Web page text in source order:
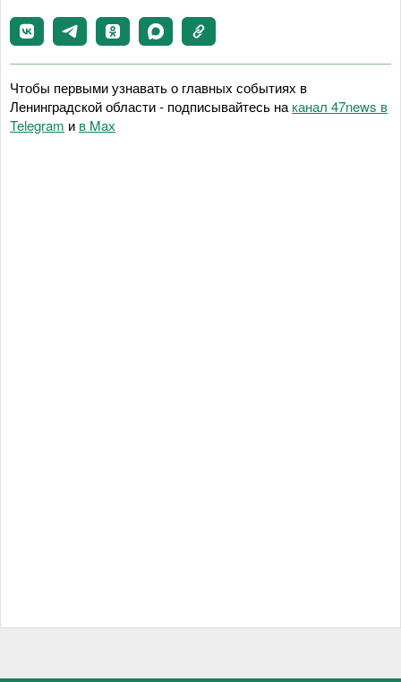
Чтобы первыми узнавать о главных событиях в
Ленинградской области - подписывайтесь на канал 47news в
Telegram и в Maх